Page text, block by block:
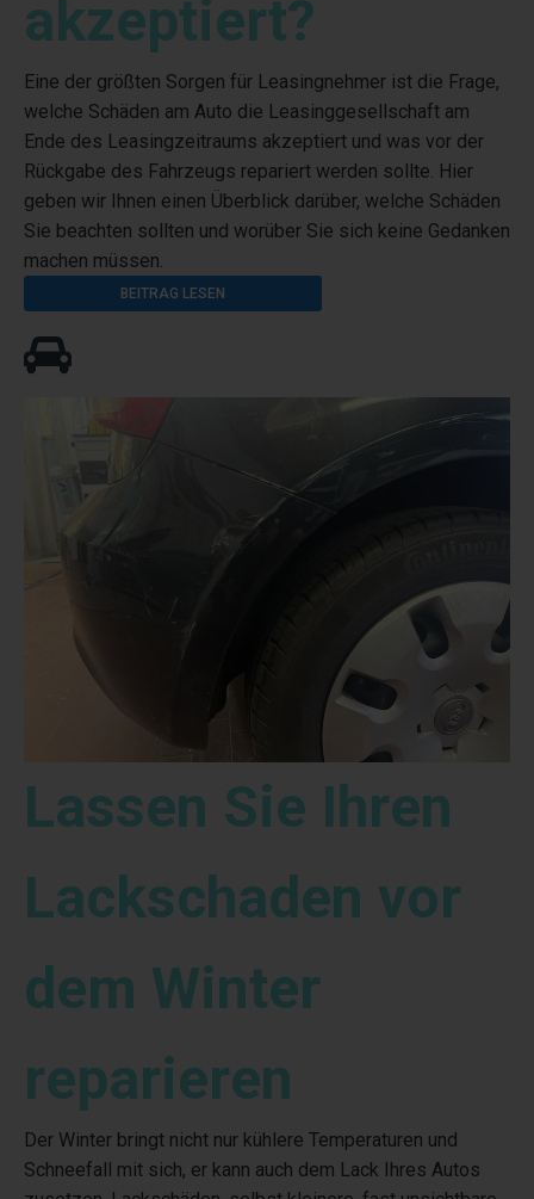
akzeptiert?
Eine der größten Sorgen für Leasingnehmer ist die Frage,
welche Schäden am Auto die Leasinggesellschaft am
Ende des Leasingzeitraums akzeptiert und was vor der
Rückgabe des Fahrzeugs repariert werden sollte. Hier
geben wir Ihnen einen Überblick darüber, welche Schäden
Sie beachten sollten und worüber Sie sich keine Gedanken
machen müssen.
BEITRAG LESEN
Lassen Sie Ihren
Lackschaden vor
dem Winter
reparieren
Der Winter bringt nicht nur kühlere Temperaturen und
Schneefall mit sich, er kann auch dem Lack Ihres Autos